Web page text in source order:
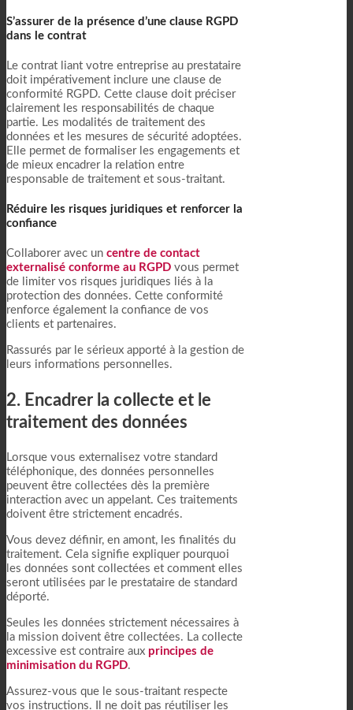
S’assurer de la présence d’une clause RGPD
dans le contrat
Le contrat liant votre entreprise au prestataire
doit impérativement inclure une clause de
conformité RGPD. Cette clause doit préciser
clairement les responsabilités de chaque
partie. Les modalités de traitement des
données et les mesures de sécurité adoptées.
Elle permet de formaliser les engagements et
de mieux encadrer la relation entre
responsable de traitement et sous-traitant.
Réduire les risques juridiques et renforcer la
confiance
Collaborer avec un centre de contact
externalisé conforme au RGPD vous permet
de limiter vos risques juridiques liés à la
protection des données. Cette conformité
renforce également la confiance de vos
clients et partenaires.
Rassurés par le sérieux apporté à la gestion de
leurs informations personnelles.
2. Encadrer la collecte et le
traitement des données
Lorsque vous externalisez votre standard
téléphonique, des données personnelles
peuvent être collectées dès la première
interaction avec un appelant. Ces traitements
doivent être strictement encadrés.
Vous devez définir, en amont, les finalités du
traitement. Cela signifie expliquer pourquoi
les données sont collectées et comment elles
seront utilisées par le prestataire de standard
déporté.
Seules les données strictement nécessaires à
la mission doivent être collectées. La collecte
excessive est contraire aux principes de
minimisation du RGPD.
Assurez-vous que le sous-traitant respecte
vos instructions. Il ne doit pas réutiliser les